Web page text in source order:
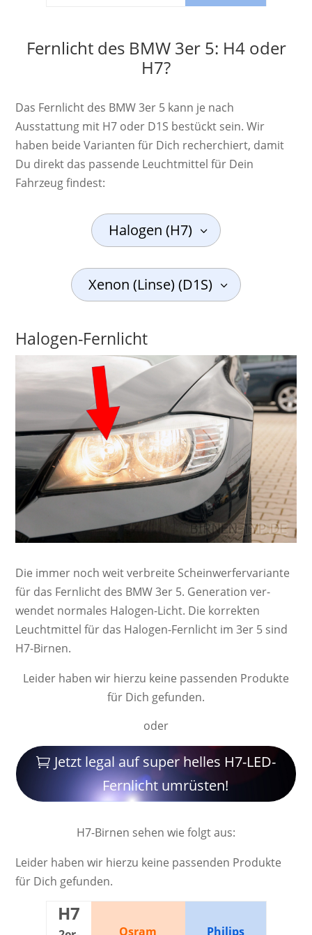
Fernlicht des BMW 3er 5: H4 oder
H7?
Das Fernlicht des BMW 3er 5 kann je nach
Ausstattung mit H7 oder D1S bestückt sein. Wir
haben beide Varianten für Dich recherchiert, damit
Du direkt das passende Leuchtmittel für Dein
Fahrzeug findest:
Halogen (H7)
Xenon (Linse) (D1S)
Halogen-Fernlicht
Die immer noch weit ver­breite Schein­werf­er­va­ri­ante
für das Fernlicht des BMW 3er 5. Ge­ne­ra­ti­on ver­
wendet nor­ma­les Ha­lo­gen-Licht. Die kor­rek­ten
Leucht­mittel für das Halogen-Fernlicht im 3er 5 sind
H7-Birnen.
Leider haben wir hierzu keine passenden Produkte
für Dich gefunden.
oder
Jetzt legal auf super helles H7-LED-
Fernlicht umrüsten!
H7-Birnen sehen wie folgt aus:
Leider haben wir hierzu keine passenden Produkte
für Dich gefunden.
H7
Osram Philips